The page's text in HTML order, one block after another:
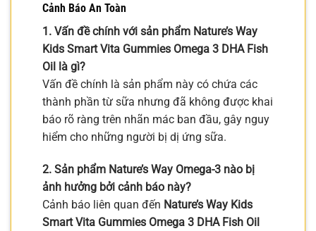
Cảnh Báo An Toàn
1. Vấn đề chính với sản phẩm Nature’s Way
Kids Smart Vita Gummies Omega 3 DHA Fish
Oil là gì?
Vấn đề chính là sản phẩm này có chứa các
thành phần từ sữa nhưng đã không được khai
báo rõ ràng trên nhãn mác ban đầu, gây nguy
hiểm cho những người bị dị ứng sữa.
2. Sản phẩm Nature’s Way Omega-3 nào bị
ảnh hưởng bởi cảnh báo này?
Cảnh báo liên quan đến Nature’s Way Kids
Smart Vita Gummies Omega 3 DHA Fish Oil